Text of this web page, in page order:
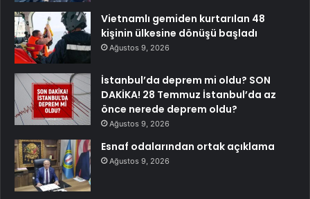
Vietnamlı gemiden kurtarılan 48
kişinin ülkesine dönüşü başladı
Ağustos 9, 2026
İstanbul’da deprem mi oldu? SON
DAKİKA! 28 Temmuz İstanbul’da az
önce nerede deprem oldu?
Ağustos 9, 2026
Esnaf odalarından ortak açıklama
Ağustos 9, 2026